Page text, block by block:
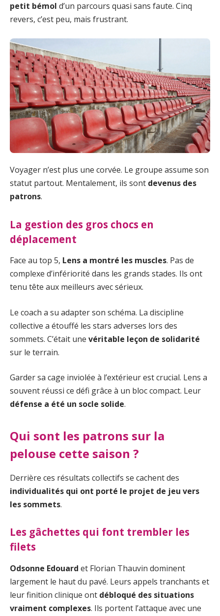
petit bémol d’un parcours quasi sans faute. Cinq
revers, c’est peu, mais frustrant.
Voyager n’est plus une corvée. Le groupe assume son
statut partout. Mentalement, ils sont devenus des
patrons.
La gestion des gros chocs en
déplacement
Face au top 5, Lens a montré les muscles. Pas de
complexe d’infériorité dans les grands stades. Ils ont
tenu tête aux meilleurs avec sérieux.
Le coach a su adapter son schéma. La discipline
collective a étouffé les stars adverses lors des
sommets. C’était une véritable leçon de solidarité
sur le terrain.
Garder sa cage inviolée à l’extérieur est crucial. Lens a
souvent réussi ce défi grâce à un bloc compact. Leur
défense a été un socle solide.
Qui sont les patrons sur la
pelouse cette saison ?
Derrière ces résultats collectifs se cachent des
individualités qui ont porté le projet de jeu vers
les sommets.
Les gâchettes qui font trembler les
filets
Odsonne Edouard et Florian Thauvin dominent
largement le haut du pavé. Leurs appels tranchants et
leur finition clinique ont débloqué des situations
vraiment complexes. Ils portent l’attaque avec une